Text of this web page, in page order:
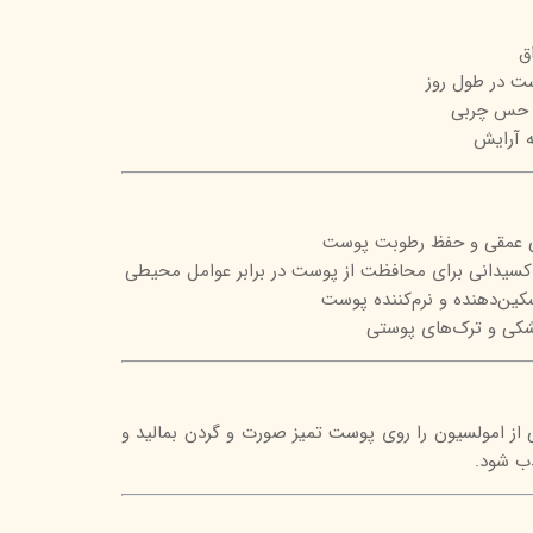
اسکین
در طول روز
حس چربی
آرایش
عمقی و حفظ رطوبت پوست
و ترک‌های پوستی
از امولسیون را روی پوست تمیز صورت و گردن بمالید و
شود.